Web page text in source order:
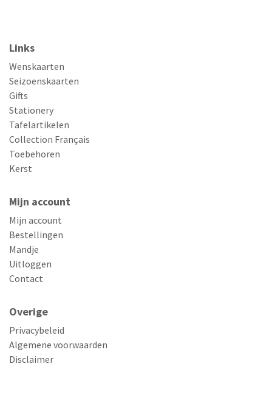
Links
Wenskaarten
Seizoenskaarten
Gifts
Stationery
Tafelartikelen
Collection Français
Toebehoren
Kerst
Mijn account
Mijn account
Bestellingen
Mandje
Uitloggen
Contact
Overige
Privacybeleid
Algemene voorwaarden
Disclaimer